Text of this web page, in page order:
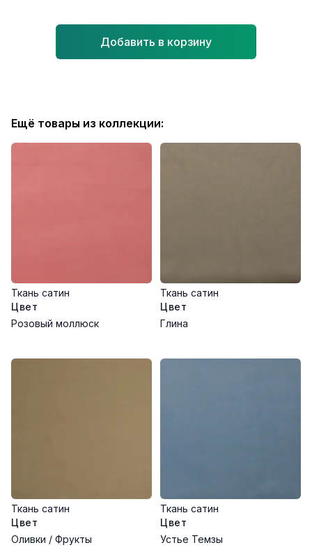
Добавить в корзину
Ещё товары из коллекции:
Ткань сатин
Цвет
Розовый моллюск
Ткань сатин
Цвет
Глина
Ткань сатин
Цвет
Оливки / Фрукты
Ткань сатин
Цвет
Устье Темзы